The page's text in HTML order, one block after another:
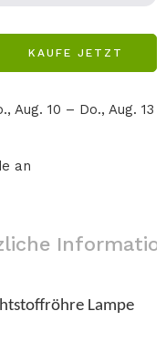
KAUFE JETZT
Aug. 10 – Do., Aug. 13
an
Lampe